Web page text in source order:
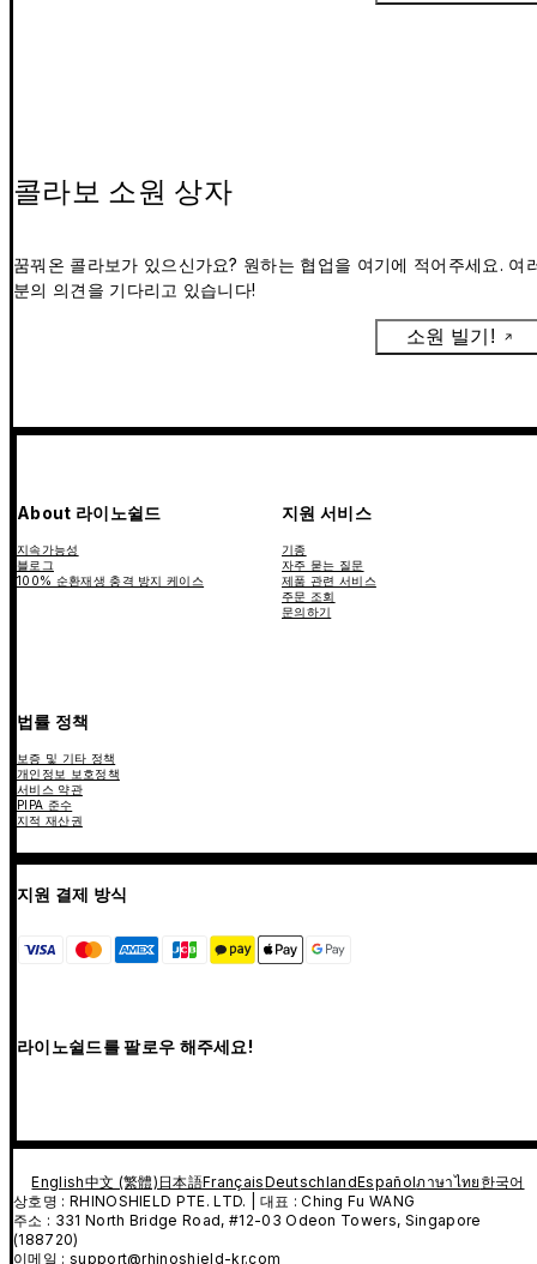
콜라보 소원 상자
꿈꿔온 콜라보가 있으신가요? 원하는 협업을 여기에 적어주세요. 여
분의 의견을 기다리고 있습니다!
소원 빌기!
About 라이노쉴드
지속가능성
블로그
100% 순환재생 충격 방지 케이스
지원 서비스
기종
자주 묻는 질문
제품 관련 서비스
주문 조회
문의하기
법률 정책
보증 및 기타 정책
개인정보 보호정책
서비스 약관
PIPA 준수
지적 재산권
지원 결제 방식
라이노쉴드를 팔로우 해주세요!
English中文 (繁體) 日本語FrançaisDeutschlandEspañolภาษาไทย 한국어
상호명 : RHINOSHIELD PTE. LTD. | 대표 : Ching Fu WANG
주소 : 331 North Bridge Road, #12-03 Odeon Towers, Singapore
(188720)
이메일 : support@rhinoshield-kr.com